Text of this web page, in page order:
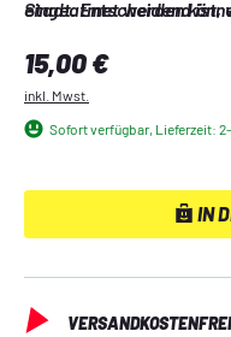
Stadt. Entscheidend ist,
eingeatmet werden
Regulärer Preis:
15,00 €
inkl. Mwst.
Sofort verfügbar, Lieferzeit:
IN